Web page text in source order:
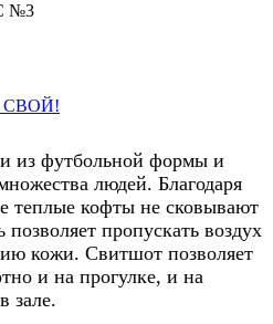
№3
СВОЙ!
из футбольной формы и
людей. Благодаря
теплые кофты не сковывают
пропускать воздух
кожи. Свитшот позволяет
и на прогулке, и на
зале.